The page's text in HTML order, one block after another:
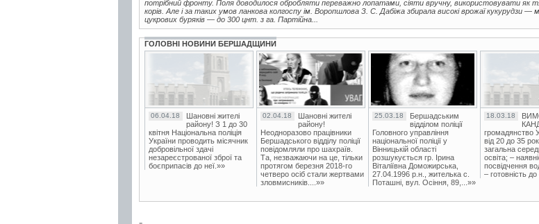
потрібний фронту. Поля доводилося обробляти переважно лопатами, сіяти вручну, використовувати як
корів. Але і за таких умов ланкова колгоспу ім. Воропшлова З. С. Дабіжа збирала високі врожаї кукурудзи —
цукрових буряків — до 300 цнт. з га. Партійна...
ГОЛОВНІ НОВИНИ БЕРШАДЩИНИ
06.04.18
Шановні жителі
району! З 1 до 30
квітня Національна поліція
України проводить місячник
добровільної здачі
незареєстрованої зброї та
боєприпасів до неї.»»
02.04.18
Шановні жителі
району!
Неодноразово працівники
Бершадського відділу поліції
повідомляли про шахраїв.
Та, незважаючи на це, тільки
протягом березня 2018-го
четверо осіб стали жертвами
зловмисників....»»
25.03.18
Бершадським
відділом поліції
Головного управління
національної поліції у
Вінницькій області
розшукується гр. Ірина
Віталіївна Доможирська,
27.04.1996 р.н., жителька с.
Поташні, вул. Осіння, 89,...»»
18.03.18
громадянство
від 20 до 35
загальна
освіта; –
посвідчення
– готовність